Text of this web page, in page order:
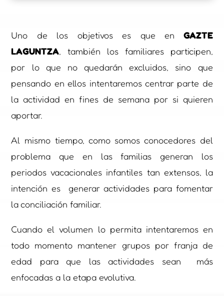
Uno de los objetivos es que en GAZTE
LAGUNTZA, también los familiares participen,
por lo que no quedarán excluidos, sino que
pensando en ellos intentaremos centrar parte de
la actividad en fines de semana por si quieren
aportar.
Al mismo tiempo, como somos conocedores del
problema que en las familias generan los
periodos vacacionales infantiles tan extensos, la
intención es generar actividades para fomentar
la conciliación familiar.
Cuando el volumen lo permita intentaremos en
todo momento mantener grupos por franja de
edad para que las actividades sean más
enfocadas a la etapa evolutiva.